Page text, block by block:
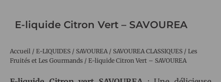
E-liquide Citron Vert – SAVOUREA
Accueil / E-LIQUIDES / SAVOUREA/ SAVOUREA CLASSIQUES / Les
Fruités et Les Gourmands / E-liquide Citron Vert – SAVOUREA